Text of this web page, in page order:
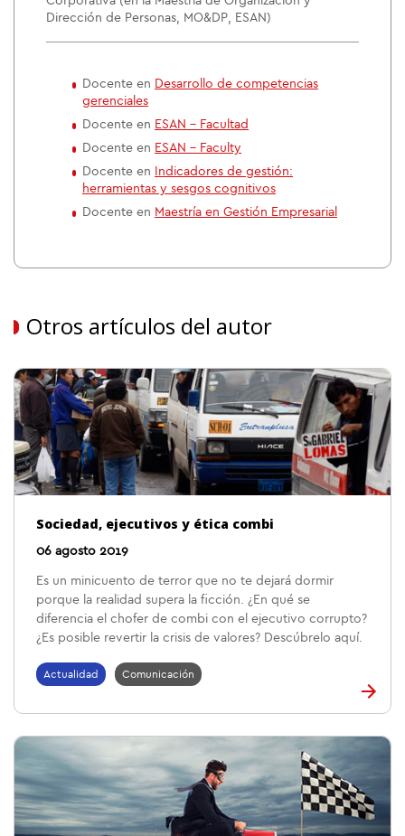
Dirección de Personas, MO&DP, ESAN)
Docente en Desarrollo de competencias
gerenciales
Docente en ESAN - Facultad
Docente en ESAN - Faculty
Docente en
Indicadores de gestión:
herramientas y sesgos cognitivos
Docente en Maestría en Gestión Empresarial
Otros artículos del autor
Sociedad, ejecutivos y ética combi
06 agosto 2019
Es un minicuento de terror que no te dejará dormir
porque la realidad supera la ficción. ¿En qué se
diferencia el chofer de combi con el ejecutivo corrupto?
¿Es posible revertir la crisis de valores? Descúbrelo aquí.
Actualidad Comunicación